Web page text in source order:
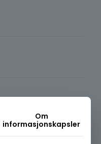
Om
informasjonskapsler